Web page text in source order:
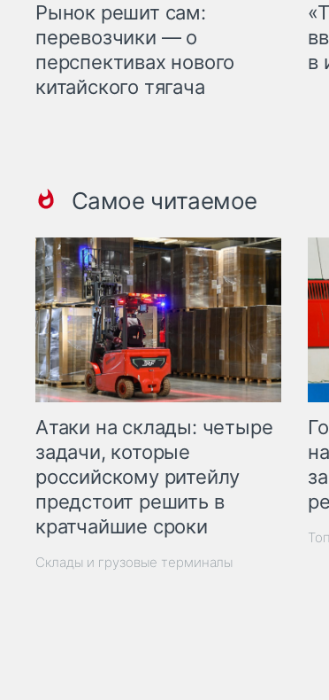
Рынок решит сам:
перевозчики — о
перспективах нового
китайского тягача
в
Самое читаемое
Атаки на склады: четыре
задачи, которые
российскому ритейлу
предстоит решить в
кратчайшие сроки
Склады и грузовые терминалы